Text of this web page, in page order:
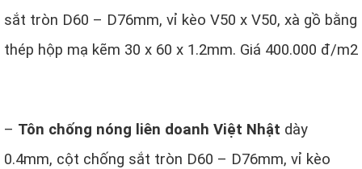
sắt tròn D60 – D76mm, vỉ kèo V50 x V50, xà gồ bằng
thép hộp mạ kẽm 30 x 60 x 1.2mm. Giá 400.000 đ/m2
– Tôn chống nóng liên doanh Việt Nhật dày
0.4mm, cột chống sắt tròn D60 – D76mm, vỉ kèo